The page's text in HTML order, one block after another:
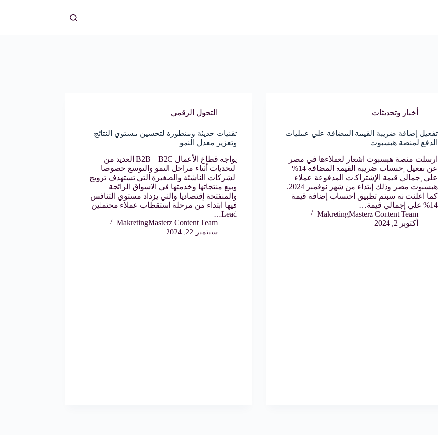
أخبار وتحديثات
تفعيل إضافة ضريبة القيمة المضافة علي عمليات
الدفع لمنصة هبسبوت
ارسلت منصة هبسبوت اشعار لعملاءها في مصر
عن تفعيل إحتساب ضريبة القيمة المضافة 14%
علي إجمالي قيمة الإشتراكات المدفوعة عملاء
هبسبوت مصر وذلك إبتداء من شهر نوفمبر 2024.
كما اعلنت نه سبتم تطبيق أحتساب إضافة قيمة
14% علي إجمالي قيمة…
MakretingMasterz Content Team
أكتوبر 2, 2024
التحول الرقمي
تقنيات حديثة ومتطورة لتحسين مستوي النتائج
وتعزيز معدل النمو
يواجه قطاع الأعمال B2B – B2C العديد من
التحديات أثناء مراحل النمو والتوسع خصوصا
الشركات الناشئة والصغيرة التي تستهدف ترويج
وبيع منتجاتها وخدمتها في الاسواق الرائجة
والمنفتحة إقتصاديا والتي يزداد مستوي التنافس
فيها ابتداء من مرحلة استقطاب عملاء محتملين
Lead…
MakretingMasterz Content Team
سبتمبر 22, 2024